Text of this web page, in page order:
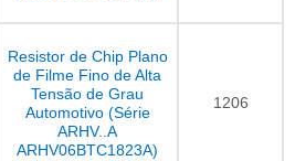
Resistor de Chip Plano
de Filme Fino de Alta
Tensão de Grau
Automotivo (Série
ARHV..A
ARHV06BTC1823A)
1206